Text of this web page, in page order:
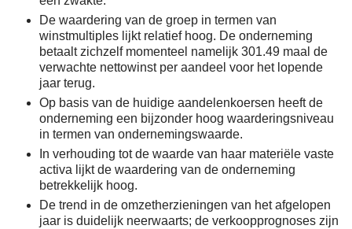
De waardering van de groep in termen van
winstmultiples lijkt relatief hoog. De onderneming
betaalt zichzelf momenteel namelijk 301.49 maal de
verwachte nettowinst per aandeel voor het lopende
jaar terug.
Op basis van de huidige aandelenkoersen heeft de
onderneming een bijzonder hoog waarderingsniveau
in termen van ondernemingswaarde.
In verhouding tot de waarde van haar materiële vaste
activa lijkt de waardering van de onderneming
betrekkelijk hoog.
De trend in de omzetherzieningen van het afgelopen
jaar is duidelijk neerwaarts; de verkoopprognoses zijn